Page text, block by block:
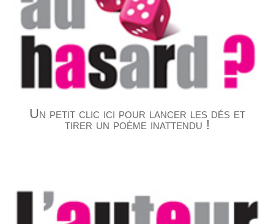
Un petit clic ici pour lancer les dés et
tirer un poème inattendu !